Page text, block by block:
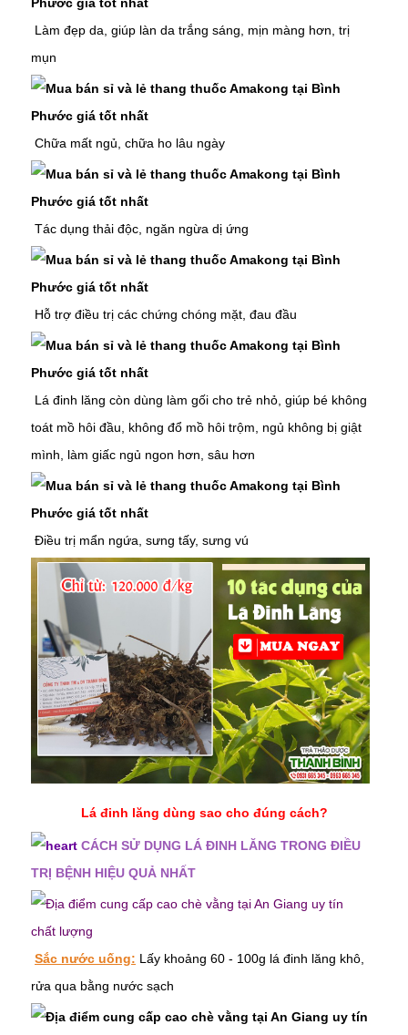
Làm đẹp da, giúp làn da trắng sáng, mịn màng hơn, trị
mụn
Chữa mất ngủ, chữa ho lâu ngày
Tác dụng thải độc, ngăn ngừa dị ứng
Hỗ trợ điều trị các chứng chóng mặt, đau đầu
Lá đinh lăng còn dùng làm gối cho trẻ nhỏ, giúp bé không
toát mồ hôi đầu, không đổ mồ hôi trộm, ngủ không bị giật
mình, làm giấc ngủ ngon hơn, sâu hơn
Điều trị mẩn ngứa, sưng tấy, sưng vú
Lá đinh lăng dùng sao cho đúng cách?
CÁCH SỬ DỤNG LÁ ĐINH LĂNG TRONG ĐIỀU
TRỊ BỆNH HIỆU QUẢ NHẤT
Sắc nước uống: Lấy khoảng 60 - 100g lá đinh lăng khô,
rửa qua bằng nước sạch